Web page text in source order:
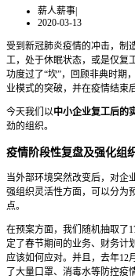
薪人薪事|
2020-03-13
受到新冠肺炎疫情的冲击，制
工，处于休眠状态，或是仅复
功度过了“坎”，回顾非典时期
业模式的突破，并在疫情结束
今天我们以中小企业复工后的
劲的组织。
疫情阶段性复盘及强化组
当外部环境突然改变后，对企
强组织灵活性方面，可以分为
点。
在预案方面，我们随机抽取了
定了春节期间的业务、财务计
应该如何应对。并且，去年12
了大量口罩、消毒水等防控